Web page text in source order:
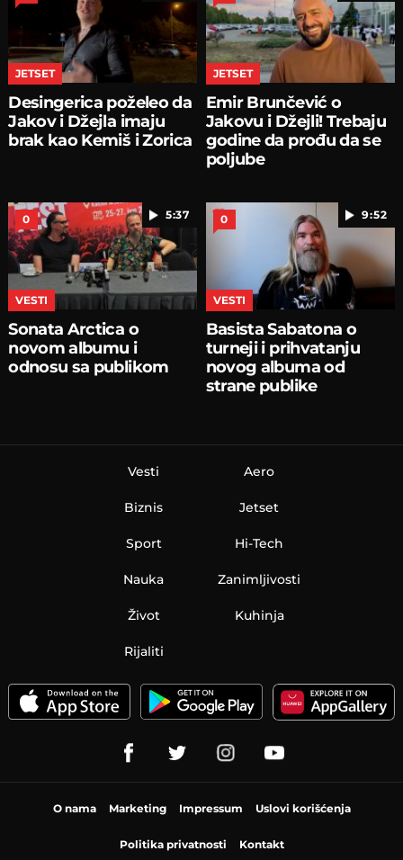
JETSET
Desingerica poželeo da
Jakov i Džejla imaju
brak kao Kemiš i Zorica
JETSET
Emir Brunčević o
Jakovu i Džejli! Trebaju
godine da prođu da se
poljube
5:37
0
VESTI
Sonata Arctica o
novom albumu i
odnosu sa publikom
9:52
0
VESTI
Basista Sabatona o
turneji i prihvatanju
novog albuma od
strane publike
Vesti
Biznis
Sport
Nauka
Aero
Jetset
Hi-Tech
Zanimljivosti
Život Kuhinja
Rijaliti
O nama Marketing Impressum Uslovi korišćenja
Politika privatnosti Kontakt